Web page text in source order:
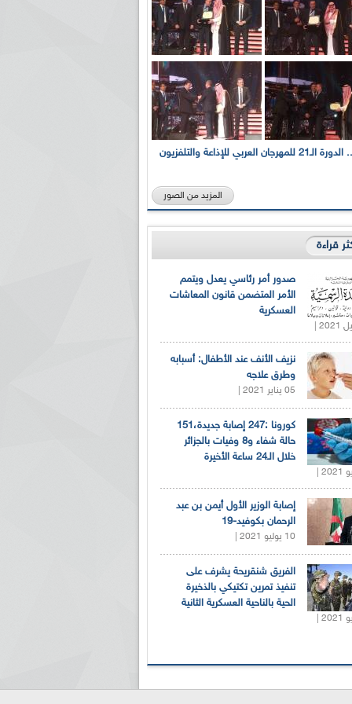
بالصور... الدورة الـ21 للمهرجان العربي للإذاعة والتلفزيون
المزيد من الصور
قراءة
صدور أمر رئاسي يعدل ويتمم
الأمر المتضمن قانون المعاشات
العسكرية
نزيف الأنف عند الأطفال: أسبابه
وطرق علاجه
05 يناير 2021 |
كورونا :247 إصابة جديدة،151
حالة شفاء و8 وفيات بالجزائر
خلال الـ24 ساعة الأخيرة
إصابة الوزير الأول أيمن بن عبد
الرحمان بكوفيد-19
10 يوليو 2021 |
الفريق شنقريحة يشرف على
تنفيذ تمرين تكتيكي بالذخيرة
الحية بالناحية العسكرية الثانية